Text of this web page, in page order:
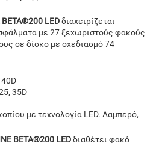
BETA®200 LEDδιαχειρίζεται
με 27 ξεχωριστούς φακούς
σε δίσκο με σχεδιασμό 74
35D
με τεχνολογία LED. Λαμπερό,
BETA®200 LEDδιαθέτει φακό